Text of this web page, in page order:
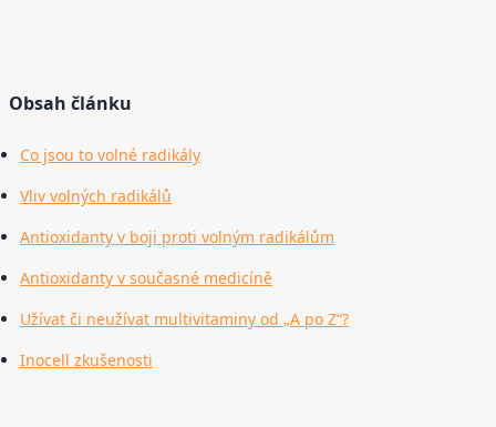
Obsah článku
Co jsou to volné radikály
Vliv volných radikálů
Antioxidanty v boji proti volným radikálům
Antioxidanty v současné medicíně
Užívat či neužívat multivitaminy od „A po Z“?
Inocell zkušenosti